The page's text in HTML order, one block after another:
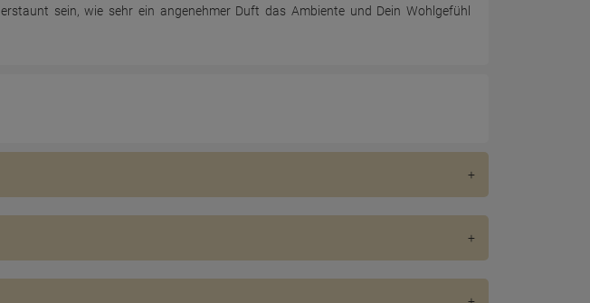
sein, wie sehr ein angenehmer Duft das Ambiente und Dein Wohlgefühl